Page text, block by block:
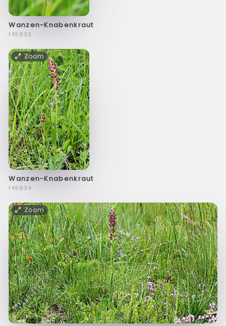
Wanzen-Knabenkraut
f45833
Zoom
Wanzen-Knabenkraut
f45834
Zoom